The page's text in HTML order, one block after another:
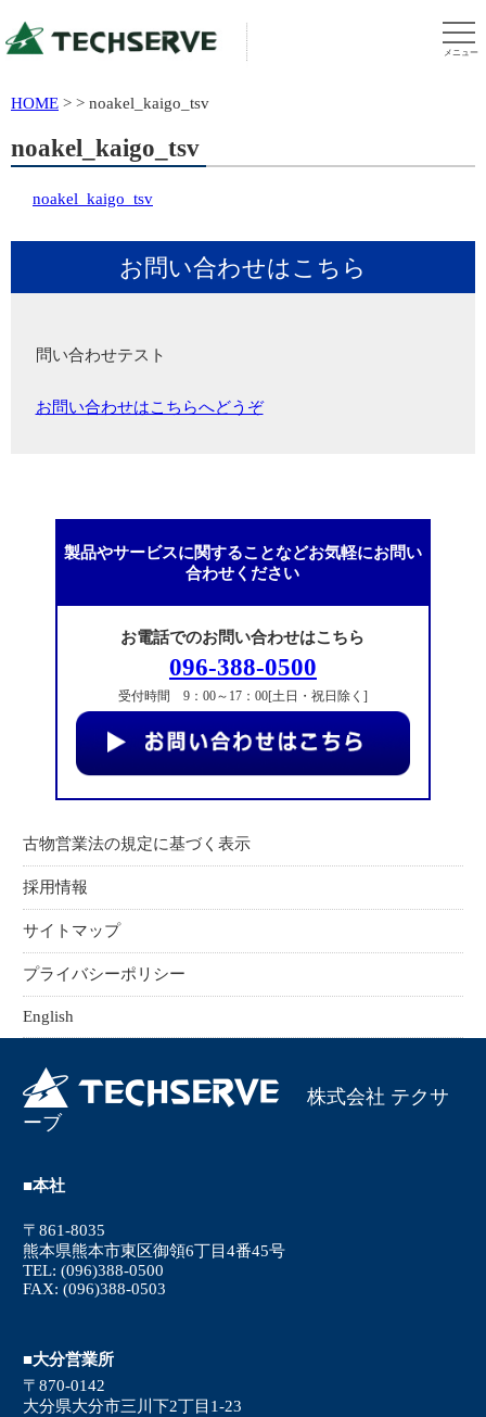
メニュー
HOME > > noakel_kaigo_tsv
noakel_kaigo_tsv
noakel_kaigo_tsv
お問い合わせはこちら
問い合わせテスト
お問い合わせはこちらへどうぞ
製品やサービスに関することなどお気軽にお問い
合わせください
お電話でのお問い合わせはこちら
096-388-0500
受付時間 9：00～17：00[土日・祝日除く]
古物営業法の規定に基づく表示
採用情報
サイトマップ
プライバシーポリシー
English
株式会社 テクサ
ーブ
■本社
〒861-8035
熊本県熊本市東区御領6丁目4番45号
TEL: (096)388-0500
FAX: (096)388-0503
■大分営業所
〒870-0142
大分県大分市三川下2丁目1-23